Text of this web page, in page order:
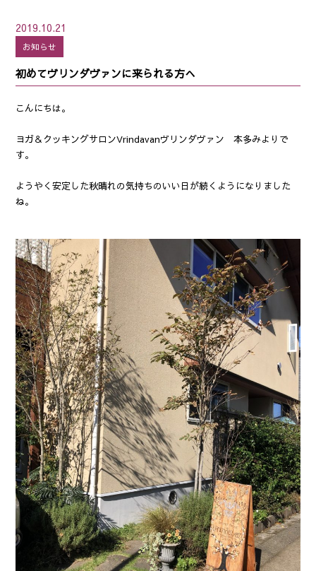
2019.10.21
お知らせ
初めてヴリンダヴァンに来られる方へ
こんにちは。
ヨガ＆クッキングサロンVrindavanヴリンダヴァン 本多みよりで
す。
ようやく安定した秋晴れの気持ちのいい日が続くようになりました
ね。